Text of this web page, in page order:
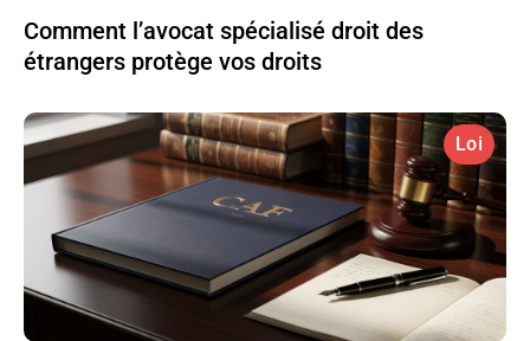
Comment l’avocat spécialisé droit des
étrangers protège vos droits
Loi